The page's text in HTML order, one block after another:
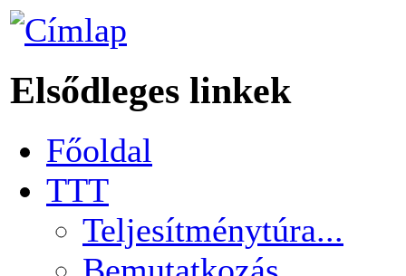
Elsődleges linkek
Főoldal
TTT
Teljesítménytúra...